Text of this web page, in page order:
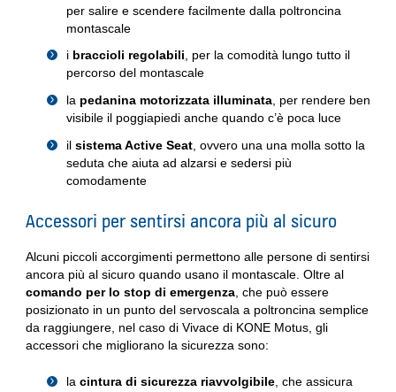
per salire e scendere facilmente dalla poltroncina
montascale
i braccioli regolabili, per la comodità lungo tutto il
percorso del montascale
la pedanina motorizzata illuminata, per rendere ben
visibile il poggiapiedi anche quando c’è poca luce
ilsistema Active Seat, ovvero una una molla sotto la
seduta che aiuta ad alzarsi e sedersi più
comodamente
Accessori per sentirsi ancora più al sicuro
Alcuni piccoli accorgimenti permettono alle persone di sentirsi
ancora più al sicuro quando usano il montascale. Oltre al
comando per lo stop di emergenza, che può essere
posizionato in un punto del servoscala a poltroncina semplice
da raggiungere, nel caso di Vivace di KONE Motus, gli
accessori che migliorano la sicurezza sono:
la cintura di sicurezza riavvolgibile, che assicura